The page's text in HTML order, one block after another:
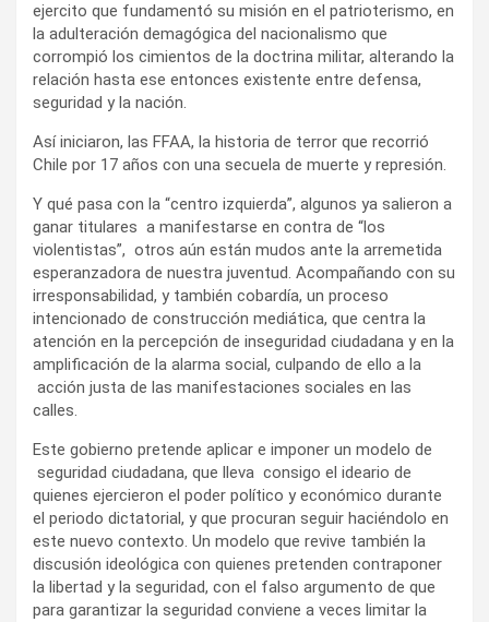
ejercito que fundamentó su misión en el patrioterismo, en
la adulteración demagógica del nacionalismo que
corrompió los cimientos de la doctrina militar, alterando la
relación hasta ese entonces existente entre defensa,
seguridad y la nación.
Así iniciaron, las FFAA, la historia de terror que recorrió
Chile por 17 años con una secuela de muerte y represión.
Y qué pasa con la “centro izquierda”, algunos ya salieron a
ganar titulares a manifestarse en contra de “los
violentistas”, otros aún están mudos ante la arremetida
esperanzadora de nuestra juventud. Acompañando con su
irresponsabilidad, y también cobardía, un proceso
intencionado de construcción mediática, que centra la
atención en la percepción de inseguridad ciudadana y en la
amplificación de la alarma social, culpando de ello a la
acción justa de las manifestaciones sociales en las
calles.
Este gobierno pretende aplicar e imponer un modelo de
seguridad ciudadana, que lleva consigo el ideario de
quienes ejercieron el poder político y económico durante
el periodo dictatorial, y que procuran seguir haciéndolo en
este nuevo contexto. Un modelo que revive también la
discusión ideológica con quienes pretenden contraponer
la libertad y la seguridad, con el falso argumento de que
para garantizar la seguridad conviene a veces limitar la